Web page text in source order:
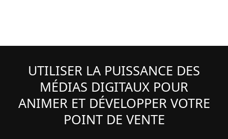
UTILISER LA PUISSANCE DES
MÉDIAS DIGITAUX POUR
ANIMER ET DÉVELOPPER VOTRE
POINT DE VENTE